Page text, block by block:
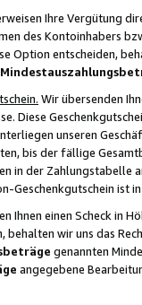
Ihre Vergütung
des Kontoinhabers
Option entscheiden,
Wir übersenden
Diese
unseren
bis der fällige
in der
Geschenkgutschein ist
Ihnen einen Scheck in
behalten wir uns das
genannten
angegebene